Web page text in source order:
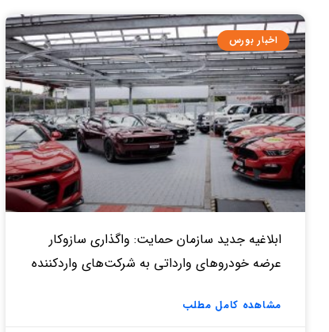
اخبار بورس
ابلاغیه جدید سازمان حمایت: واگذاری سازوکار
عرضه خودروهای وارداتی به شرکت‌های واردکننده
مشاهده کامل مطلب